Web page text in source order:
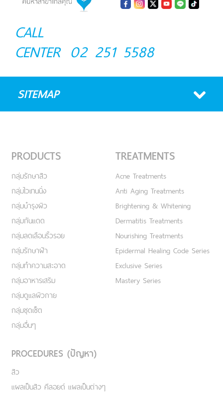
CALL
CENTER 02 251 5588
SITEMAP
PRODUCTS
กลุ่มรักษาสิว
กลุ่มไวเทนนิ่ง
กลุ่มบำรุงผิว
กลุ่มกันแดด
กลุ่มลดเลือนริ้วรอย
กลุ่มรักษาฝ้า
กลุ่มทำความสะอาด
กลุ่มอาหารเสริม
กลุ่มดูแลผิวกาย
กลุ่มชุดเซ็ต
กลุ่มอื่นๆ
TREATMENTS
Acne Treatments
Anti Aging Treatments
Brightening & Whitening
Dermatitis Treatments
Nourishing Treatments
Epidermal Healing Code Series
Exclusive Series
Mastery Series
PROCEDURES (ปัญหา)
สิว
แผลเป็นสิว คีลอยด์ แผลเป็นต่างๆ